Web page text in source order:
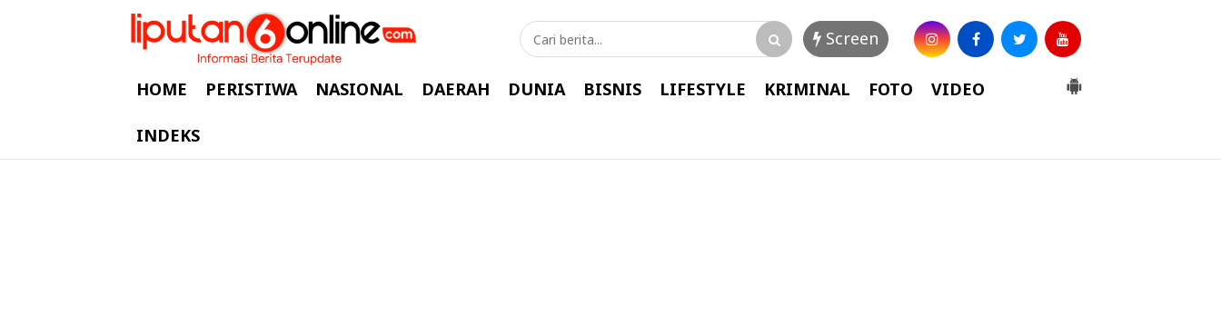
Screen
HOME PERISTIWA NASIONAL DAERAH DUNIA BISNIS LIFESTYLE KRIMINAL FOTO VIDEO
INDEKS